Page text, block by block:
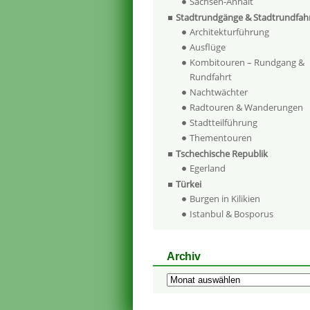
Stadtrundgänge &
Architekturführung
Ausflüge
Kombitouren – Rundgang &
Rundfahrt
Nachtwächter
Radtouren & Wanderungen
Stadtteilführung
Thementouren
Tschechische Republik
Egerland
Türkei
Burgen in Kilikien
Istanbul & Bosporus
Archiv
Archiv